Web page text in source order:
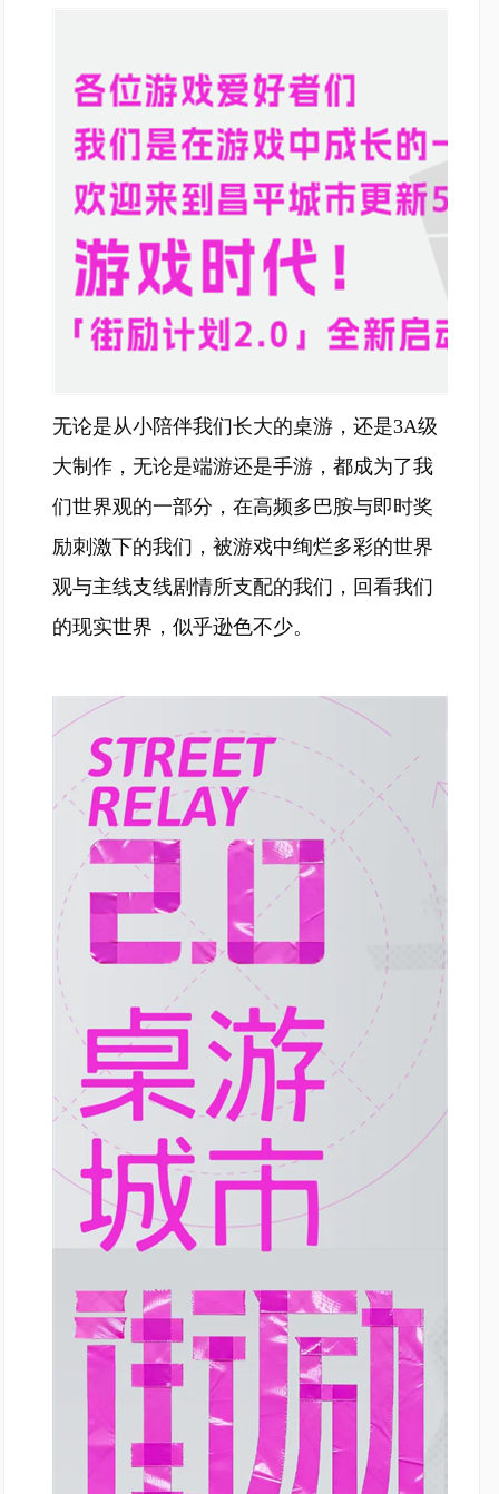
无论是从小陪伴我们长大的桌游，还是3A级
大制作，无论是端游还是手游，都成为了我
们世界观的一部分，在高频多巴胺与即时奖
励刺激下的我们，被游戏中绚烂多彩的世界
观与主线支线剧情所支配的我们，回看我们
的现实世界，似乎逊色不少。